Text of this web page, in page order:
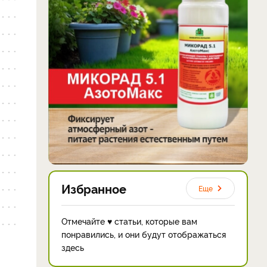
Избранное Еще
Отмечайте ♥ статьи, которые вам
понравились, и они будут отображаться
здесь